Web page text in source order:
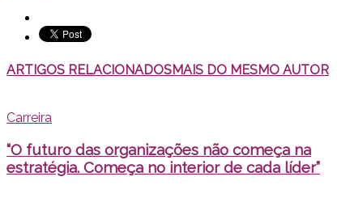
ARTIGOS RELACIONADOSMAIS DO MESMO AUTOR
Carreira
“O futuro das organizações não começa na
estratégia. Começa no interior de cada líder”